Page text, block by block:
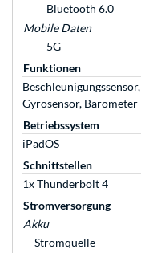
Bluetooth 6.0
Mobile Daten
5G
Funktionen
Gyrosensor, Barometer
Betriebssystem
iPadOS
Schnittstellen
1x Thunderbolt 4
Stromversorgung
Akku
Stromquelle